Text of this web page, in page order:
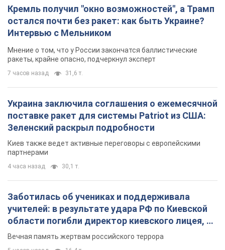
Кремль получил "окно возможностей", а Трамп
остался почти без ракет: как быть Украине?
Интервью с Мельником
Мнение о том, что у России закончатся баллистические
ракеты, крайне опасно, подчеркнул эксперт
7 часов назад 31,6 т.
Украина заключила соглашения о ежемесячной
поставке ракет для системы Patriot из США:
Зеленский раскрыл подробности
Киев также ведет активные переговоры с европейскими
партнерами
4 часа назад 30,1 т.
Заботилась об учениках и поддерживала
учителей: в результате удара РФ по Киевской
области погибли директор киевского лицея, её
муж и внук
Вечная память жертвам российского террора